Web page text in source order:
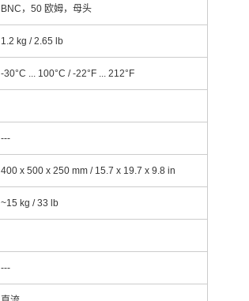
BNC，50 欧姆，母头
1.2 kg / 2.65 lb
-30°C ... 100°C / -22°F ... 212°F
---
400 x 500 x 250 mm / 15.7 x 19.7 x 9.8 in
~15 kg / 33 lb
---